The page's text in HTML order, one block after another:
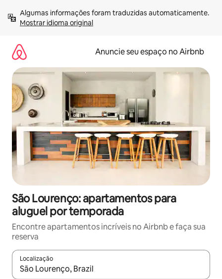
para
Mostrar idioma original
Anuncie seu espaço no Airbnb
São Lourenço: apartamentos para
aluguel por temporada
Encontre apartamentos incríveis no Airbnb e faça sua
reserva
Localização
Quando os resultados estiverem disponíveis, explore-os